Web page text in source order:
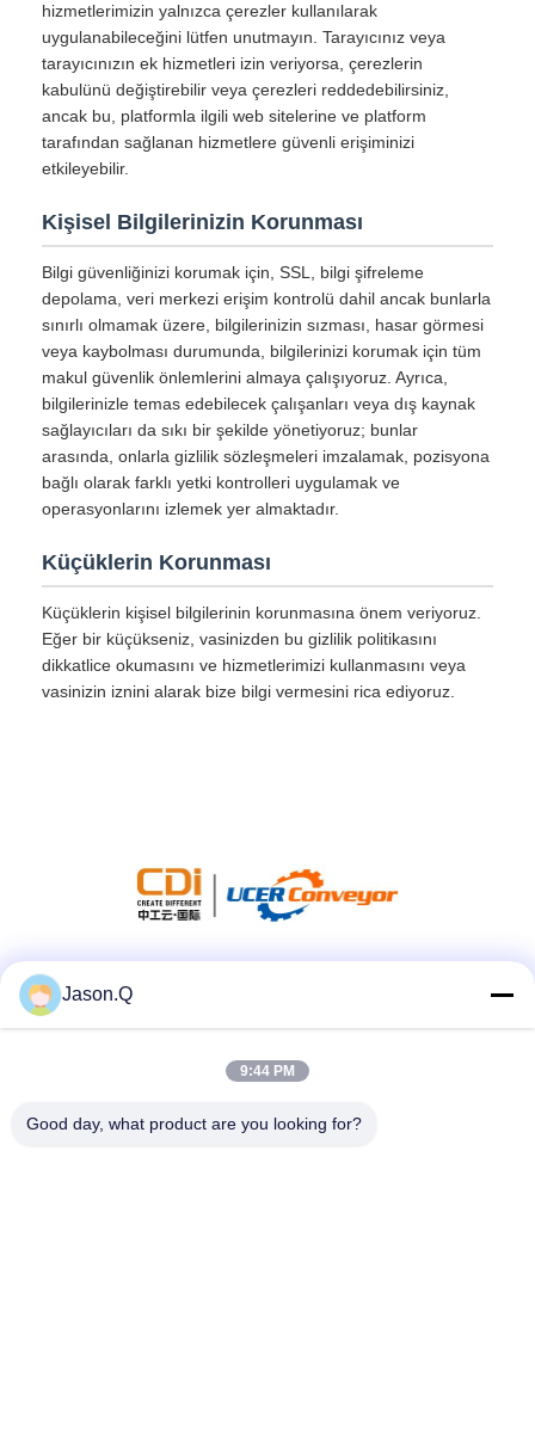
hizmetlerimizin yalnızca çerezler kullanılarak
uygulanabileceğini lütfen unutmayın. Tarayıcınız veya
tarayıcınızın ek hizmetleri izin veriyorsa, çerezlerin
kabulünü değiştirebilir veya çerezleri reddedebilirsiniz,
ancak bu, platformla ilgili web sitelerine ve platform
tarafından sağlanan hizmetlere güvenli erişiminizi
etkileyebilir.
Kişisel Bilgilerinizin Korunması
Bilgi güvenliğinizi korumak için, SSL, bilgi şifreleme
depolama, veri merkezi erişim kontrolü dahil ancak bunlarla
sınırlı olmamak üzere, bilgilerinizin sızması, hasar görmesi
veya kaybolması durumunda, bilgilerinizi korumak için tüm
makul güvenlik önlemlerini almaya çalışıyoruz. Ayrıca,
bilgilerinizle temas edebilecek çalışanları veya dış kaynak
sağlayıcıları da sıkı bir şekilde yönetiyoruz; bunlar
arasında, onlarla gizlilik sözleşmeleri imzalamak, pozisyona
bağlı olarak farklı yetki kontrolleri uygulamak ve
operasyonlarını izlemek yer almaktadır.
Küçüklerin Korunması
Küçüklerin kişisel bilgilerinin korunmasına önem veriyoruz.
Eğer bir küçükseniz, vasinizden bu gizlilik politikasını
dikkatlice okumasını ve hizmetlerimizi kullanmasını veya
vasinizin iznini alarak bize bilgi vermesini rica ediyoruz.
Jason.Q
9:44 PM
Good day, what product are you looking for?